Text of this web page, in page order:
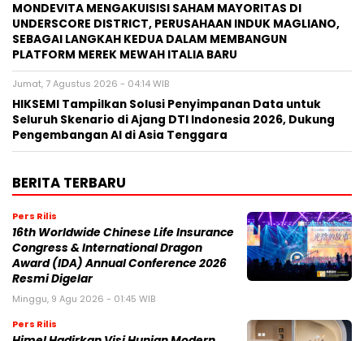
MONDEVITA MENGAKUISISI SAHAM MAYORITAS DI
UNDERSCORE DISTRICT, PERUSAHAAN INDUK MAGLIANO,
SEBAGAI LANGKAH KEDUA DALAM MEMBANGUN
PLATFORM MEREK MEWAH ITALIA BARU
Jumat, 7 Agustus 2026 - 04:14 WIB
HIKSEMI Tampilkan Solusi Penyimpanan Data untuk
Seluruh Skenario di Ajang DTI Indonesia 2026, Dukung
Pengembangan AI di Asia Tenggara
BERITA TERBARU
Pers Rilis
16th Worldwide Chinese Life Insurance
Congress & International Dragon
Award (IDA) Annual Conference 2026
Resmi Digelar
Minggu, 9 Agu 2026 - 01:45 WIB
Pers Rilis